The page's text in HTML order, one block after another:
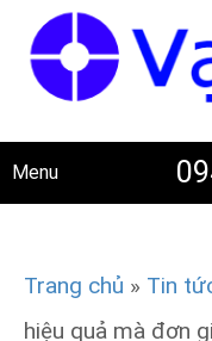
Menu
Trang chủ » Tin
hiệu quả mà đơn